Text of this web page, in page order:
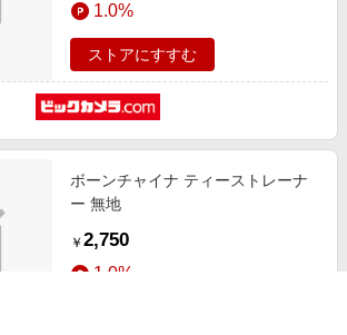
1.0%
ストアにすすむ
ボーンチャイナ ティーストレーナ
ー 無地
￥ 2,750
1.0%